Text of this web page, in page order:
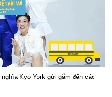
Kyo York gửi gắm đến các